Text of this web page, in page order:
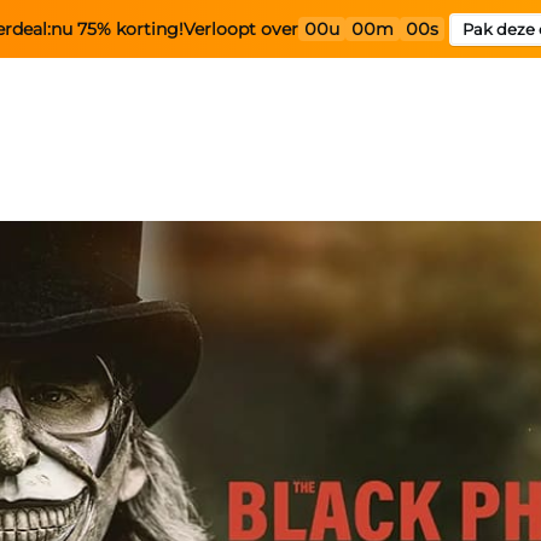
nu 75% korting!Verloopt over 00u 00m 00s Pak deze